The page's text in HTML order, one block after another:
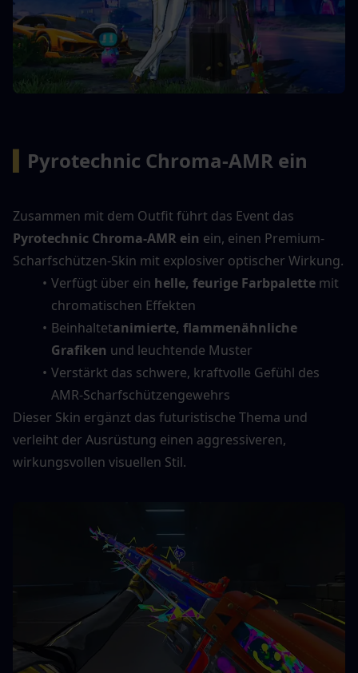
Pyrotechnic Chroma-AMR ein
Pyrotechnic Chroma-AMR ein ein, einen Premium-
Scharfschützen-Skin mit explosiver optischer Wirkung.
Verfügt über ein helle, feurige Farbpalette mit
chromatischen Effekten
Beinhaltetanimierte, flammenähnliche
Grafiken und leuchtende Muster
Verstärkt das schwere, kraftvolle Gefühl des
AMR-Scharfschützengewehrs
Dieser Skin ergänzt das futuristische Thema und
verleiht der Ausrüstung einen aggressiveren,
wirkungsvollen visuellen Stil.